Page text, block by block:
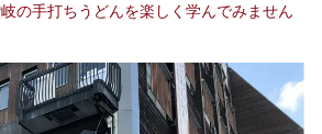
楽しみに。
岐の手打ちうどんを楽しく学んでみません